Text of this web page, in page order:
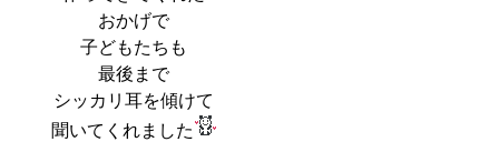
おかげで
子どもたちも
最後まで
シッカリ耳を傾けて
聞いてくれました